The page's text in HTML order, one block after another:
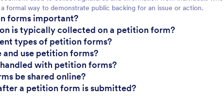
formal way to demonstrate public backing for an issue or action.
forms important?
is typically collected on a petition form?
types of petition forms?
and use petition forms?
with petition forms?
be shared online?
a petition form is submitted?